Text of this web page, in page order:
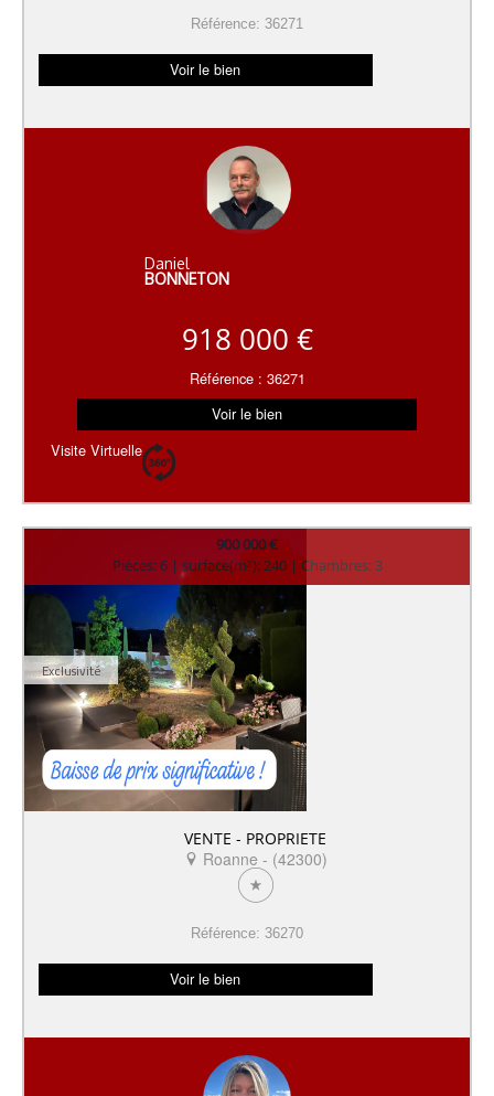
Référence: 36271
Voir le bien
Daniel
BONNETON
918 000 €
Référence : 36271
Voir le bien
Visite Virtuelle
900 000 €
Pièces: 6 | surface(m²): 240 | Chambres: 3
Exclusivité
VENTE - PROPRIETE
Roanne - (42300)
Référence: 36270
Voir le bien